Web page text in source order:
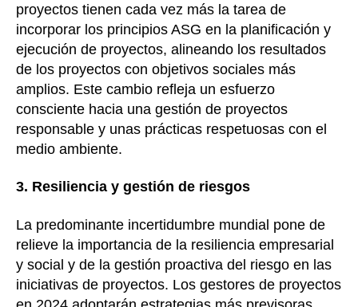
proyectos tienen cada vez más la tarea de
incorporar los principios ASG en la planificación y
ejecución de proyectos, alineando los resultados
de los proyectos con objetivos sociales más
amplios. Este cambio refleja un esfuerzo
consciente hacia una gestión de proyectos
responsable y unas prácticas respetuosas con el
medio ambiente.
3. Resiliencia y gestión de riesgos
La predominante incertidumbre mundial pone de
relieve la importancia de la resiliencia empresarial
y social y de la gestión proactiva del riesgo en las
iniciativas de proyectos. Los gestores de proyectos